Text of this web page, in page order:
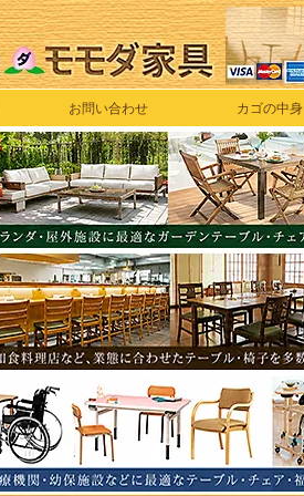
お問い合わせ カゴの中身